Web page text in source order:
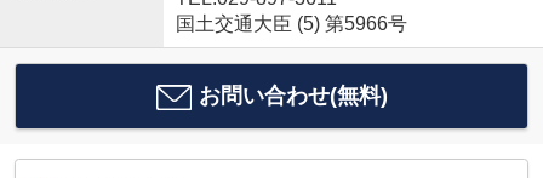
国土交通大臣 (5) 第5966号
お問い合わせ(無料)